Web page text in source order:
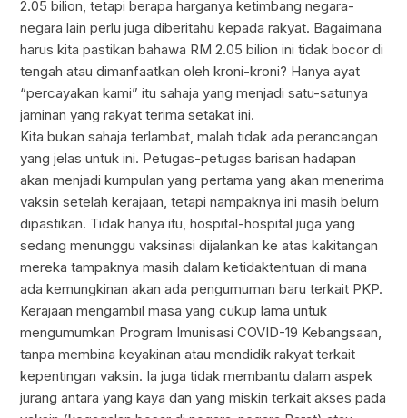
2.05 bilion, tetapi berapa harganya ketimbang negara-
negara lain perlu juga diberitahu kepada rakyat. Bagaimana
harus kita pastikan bahawa RM 2.05 bilion ini tidak bocor di
tengah atau dimanfaatkan oleh kroni-kroni? Hanya ayat
“percayakan kami” itu sahaja yang menjadi satu-satunya
jaminan yang rakyat terima setakat ini.
Kita bukan sahaja terlambat, malah tidak ada perancangan
yang jelas untuk ini. Petugas-petugas barisan hadapan
akan menjadi kumpulan yang pertama yang akan menerima
vaksin setelah kerajaan, tetapi nampaknya ini masih belum
dipastikan. Tidak hanya itu, hospital-hospital juga yang
sedang menunggu vaksinasi dijalankan ke atas kakitangan
mereka tampaknya masih dalam ketidaktentuan di mana
ada kemungkinan akan ada pengumuman baru terkait PKP.
Kerajaan mengambil masa yang cukup lama untuk
mengumumkan Program Imunisasi COVID-19 Kebangsaan,
tanpa membina keyakinan atau mendidik rakyat terkait
kepentingan vaksin. Ia juga tidak membantu dalam aspek
jurang antara yang kaya dan yang miskin terkait akses pada